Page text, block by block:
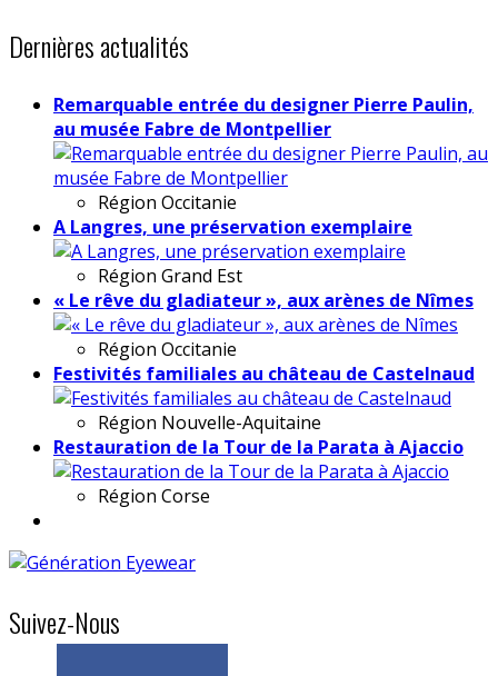
Dernières actualités
Remarquable entrée du designer Pierre Paulin,
au musée Fabre de Montpellier
Région Occitanie
A Langres, une préservation exemplaire
Région Grand Est
« Le rêve du gladiateur », aux arènes de Nîmes
Région Occitanie
Festivités familiales au château de Castelnaud
Région Nouvelle-Aquitaine
Restauration de la Tour de la Parata à Ajaccio
Région Corse
Suivez-Nous